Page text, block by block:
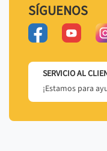
SÍGUENOS
SERVICIO AL
¡Estamos para